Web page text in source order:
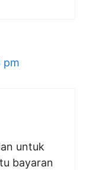
pm
untuk
bayaran